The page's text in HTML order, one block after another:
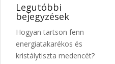
Legutóbbi
bejegyzések
Hogyan tartson fenn
energiatakarékos és
kristálytiszta medencét?